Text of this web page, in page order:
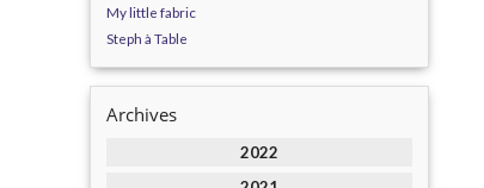
My little fabric
Steph à Table
Archives
2022